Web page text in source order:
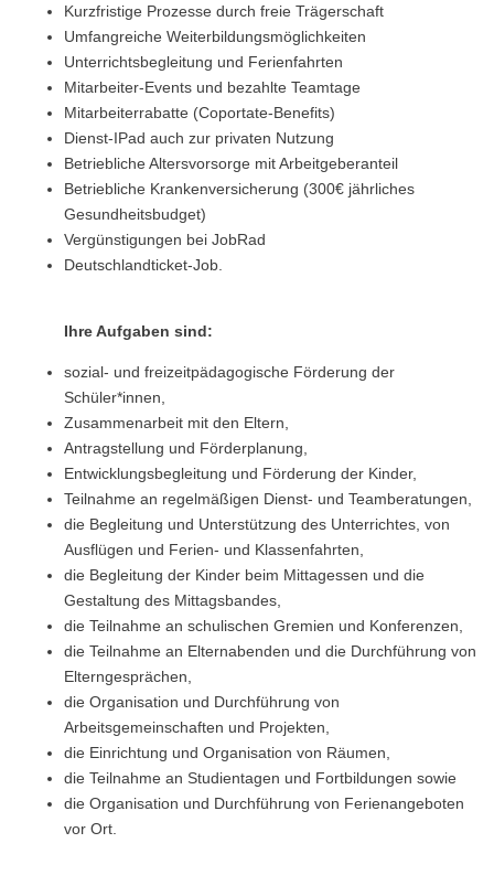
Kurzfristige Prozesse durch freie Trägerschaft
Umfangreiche Weiterbildungsmöglichkeiten
Unterrichtsbegleitung und Ferienfahrten
Mitarbeiter-Events und bezahlte Teamtage
Mitarbeiterrabatte (Coportate-Benefits)
Dienst-IPad auch zur privaten Nutzung
Betriebliche Altersvorsorge mit Arbeitgeberanteil
Betriebliche Krankenversicherung (300€ jährliches
Gesundheitsbudget)
Vergünstigungen bei JobRad
Deutschlandticket-Job.
Ihre Aufgaben sind:
sozial- und freizeitpädagogische Förderung der
Schüler*innen,
Zusammenarbeit mit den Eltern,
Antragstellung und Förderplanung,
Entwicklungsbegleitung und Förderung der Kinder,
Teilnahme an regelmäßigen Dienst- und Teamberatungen,
die Begleitung und Unterstützung des Unterrichtes, von
Ausflügen und Ferien- und Klassenfahrten,
die Begleitung der Kinder beim Mittagessen und die
Gestaltung des Mittagsbandes,
die Teilnahme an schulischen Gremien und Konferenzen,
die Teilnahme an Elternabenden und die Durchführung von
Elterngesprächen,
die Organisation und Durchführung von
Arbeitsgemeinschaften und Projekten,
die Einrichtung und Organisation von Räumen,
die Teilnahme an Studientagen und Fortbildungen sowie
die Organisation und Durchführung von Ferienangeboten
vor Ort.